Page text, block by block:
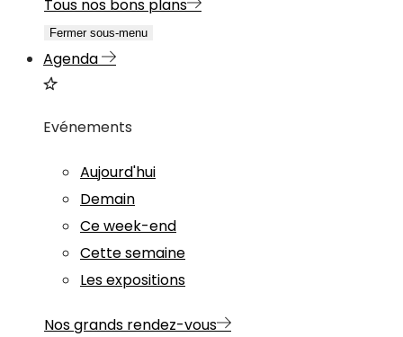
Tous nos bons plans
Fermer sous-menu
Agenda
Evénements
Aujourd'hui
Demain
Ce week-end
Cette semaine
Les expositions
Nos grands rendez-vous